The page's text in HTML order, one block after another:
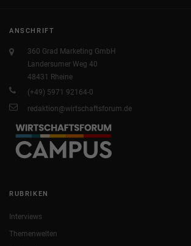
ANSCHRIFT
360 Grad Marketing GmbH
Landersumer Weg 40
48431 Rheine
(+49) 5971 92164-0
redaktion@wirtschaftsforum.de
RUBRIKEN
Interviews
Themenwelten